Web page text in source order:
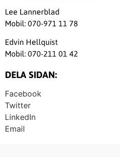
Lee Lannerblad
Mobil: 070-971 11 78
Edvin Hellquist
Mobil: 070-211 01 42
DELA SIDAN:
Facebook
Twitter
LinkedIn
Email